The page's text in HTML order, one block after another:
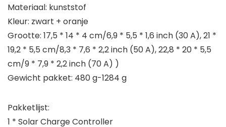
Materiaal: kunststof
Kleur: zwart + oranje
Grootte: 17,5 * 14 * 4 cm/6,9 * 5,5 * 1,6 inch (30 A), 21 *
19,2 * 5,5 cm/8,3 * 7,6 * 2,2 inch (50 A), 22,8 * 20 * 5,5
cm/9 * 7,9 * 2,2 inch (70 A) )
Gewicht pakket: 480 g-1284 g
Pakketlijst:
1 * Solar Charge Controller